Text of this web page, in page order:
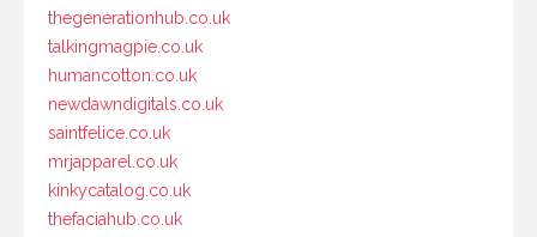
thegenerationhub.co.uk
talkingmagpie.co.uk
humancotton.co.uk
newdawndigitals.co.uk
saintfelice.co.uk
mrjapparel.co.uk
kinkycatalog.co.uk
thefaciahub.co.uk